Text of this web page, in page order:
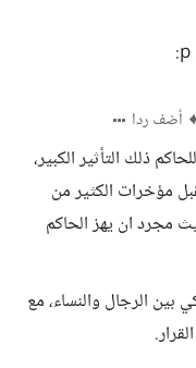
أضف ردا
ذلك التأثير الكبير،
مؤخرات الكثير من
مجرد ان يهز الحاكم
بين الرجال والنساء، مع